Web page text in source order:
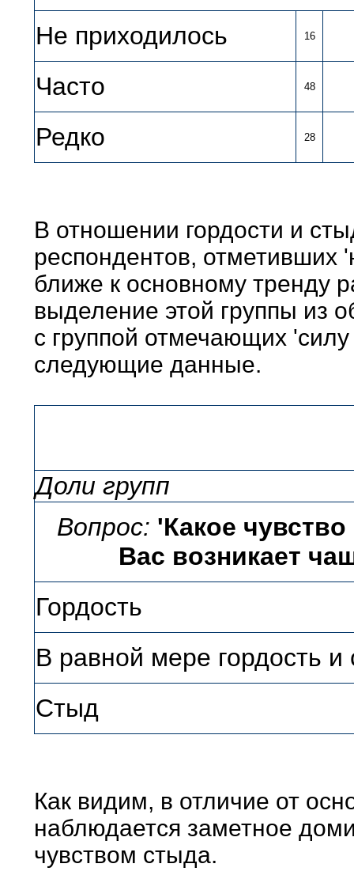
Не приходилось
16
Часто 48
Редко 28
В отношении гордости и
респондентов, отметивших
ближе к основному тренду
выделение этой группы из
с группой отмечающих
следующие данные.
Доли групп
Вопрос: 'Какое
Вас возникает
Гордость
В равной мере гордость и
Стыд
Как видим, в отличие от
наблюдается заметное
чувством стыда.